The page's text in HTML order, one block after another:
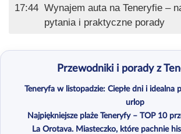
17:44 Wynajem auta na Teneryfie –
pytania i praktyczne porady
Przewodniki i porady z
Teneryfa w listopadzie: Ciepłe dni i idealna
urlop
Najpiękniejsze plaże Teneryfy – TOP 10
La Orotava. Miasteczko, które pachnie